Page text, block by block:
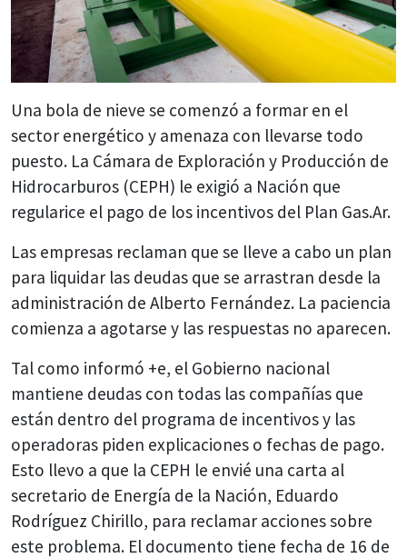
Una bola de nieve se comenzó a formar en el
sector energético y amenaza con llevarse todo
puesto. La Cámara de Exploración y Producción de
Hidrocarburos (CEPH) le exigió a Nación que
regularice el pago de los incentivos del Plan Gas.Ar.
Las empresas reclaman que se lleve a cabo un plan
para liquidar las deudas que se arrastran desde la
administración de Alberto Fernández. La paciencia
comienza a agotarse y las respuestas no aparecen.
Tal como informó +e, el Gobierno nacional
mantiene deudas con todas las compañías que
están dentro del programa de incentivos y las
operadoras piden explicaciones o fechas de pago.
Esto llevo a que la CEPH le envié una carta al
secretario de Energía de la Nación, Eduardo
Rodríguez Chirillo, para reclamar acciones sobre
este problema. El documento tiene fecha de 16 de